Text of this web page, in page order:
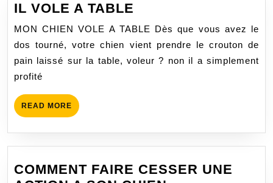
IL VOLE A TABLE
VOLE
A
TABLE
MON CHIEN VOLE A TABLE Dès que vous avez le
dos tourné, votre chien vient prendre le crouton de
pain laissé sur la table, voleur ? non il a simplement
profité
READ MORE READ
MORE
COMMENT FAIRE CESSER UNE